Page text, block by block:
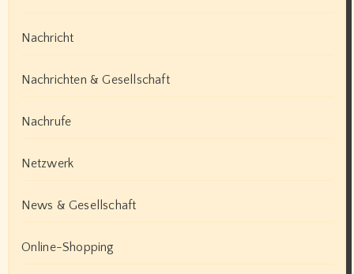
Nachricht
Nachrichten & Gesellschaft
Nachrufe
Netzwerk
News & Gesellschaft
Online-Shopping